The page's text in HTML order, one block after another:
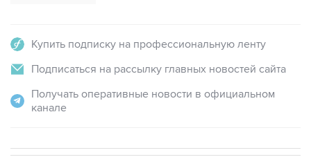
Купить подписку на профессиональную ленту
Подписаться на рассылку главных новостей сайта
Получать оперативные новости в официальном
канале